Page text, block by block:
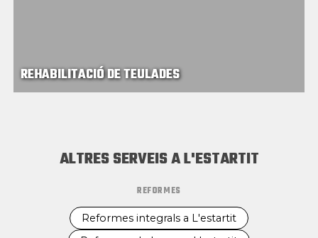
REHABILITACIÓ DE TEULADES
ALTRES SERVEIS A L'ESTARTIT
REFORMES
Reformes integrals a L'estartit